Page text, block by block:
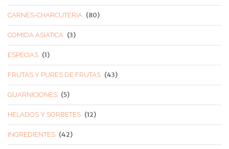
CARNES-CHARCUTERIA (80)
COMIDA ASIÁTICA (3)
ESPECIAS (1)
FRUTAS Y PURES DE FRUTAS (43)
GUARNICIONES (5)
HELADOS Y SORBETES (12)
INGREDIENTES (42)